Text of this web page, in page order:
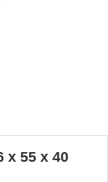
x 55 x 40